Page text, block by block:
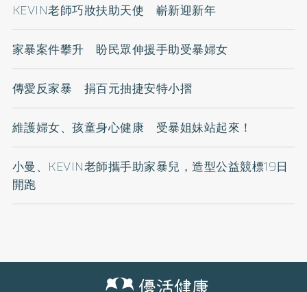
KEVIN老師巧妝扶助天使 嶄新迎新年
家暴案件攀升 盼民眾伸援手助受暴婦女
傳愛反家暴 捐百元抽捷安特小摺
維護婦女、孩童身心健康 受暴姐妹站起來！
小曼、KEVIN老師攜手助家暴兒，造型公益競標19日
開跑